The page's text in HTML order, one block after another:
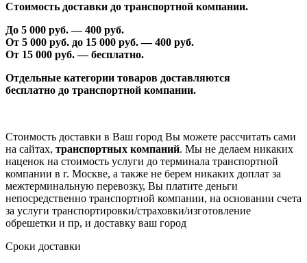
Стоимость доставки до транспортной компании.
До 5 000 руб. —400 руб.
От 5 000 руб. до 15 000 руб. —400 руб.
От 15 000 руб. — бесплатно.
Отдельные категории товаров доставляются
бесплатно до транспортной компании.
Стоимость доставки в Ваш город Вы можете рассчитать сами
на сайтах, транспортных компаний. Мы не делаем никаких
наценок на стоимость услуги до терминала транспортной
компании в г. Москве, а также не берем никаких доплат за
межтерминальную перевозку, Вы платите деньги
непосредственно транспортной компании, на основании счета
за услуги транспортировки/страховки/изготовление
обрешетки и пр, и доставку ваш город
Сроки доставки